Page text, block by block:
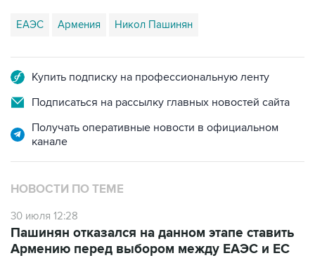
ЕАЭС Армения Никол Пашинян
Купить подписку на профессиональную ленту
Подписаться на рассылку главных новостей сайта
Получать оперативные новости в официальном
канале
НОВОСТИ ПО ТЕМЕ
30 июля 12:28
Пашинян отказался на данном этапе ставить
Армению перед выбором между ЕАЭС и ЕС